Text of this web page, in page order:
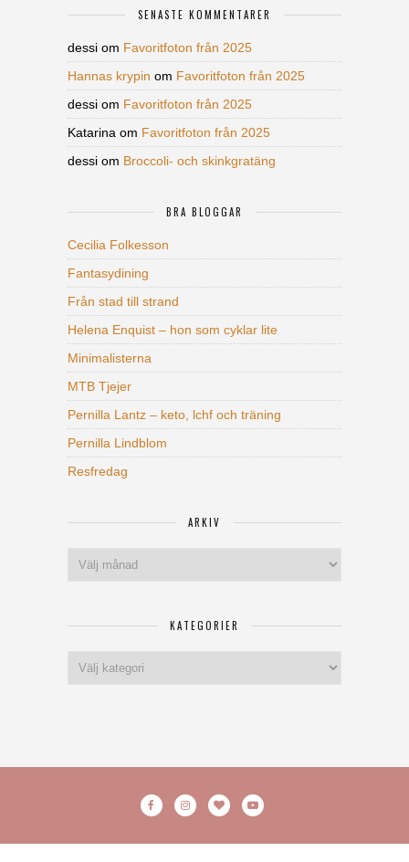
SENASTE KOMMENTARER
dessi om Favoritfoton från 2025
Hannas krypin om Favoritfoton från 2025
dessi om Favoritfoton från 2025
Katarina om Favoritfoton från 2025
dessi om Broccoli- och skinkgratäng
BRA BLOGGAR
Cecilia Folkesson
Fantasydining
Från stad till strand
Helena Enquist – hon som cyklar lite
Minimalisterna
MTB Tjejer
Pernilla Lantz – keto, lchf och träning
Pernilla Lindblom
Resfredag
ARKIV
KATEGORIER